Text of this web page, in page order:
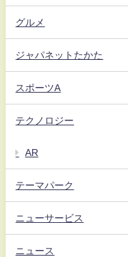
グルメ
ジャパネットたかた
スポーツA
テクノロジー
AR
テーマパーク
ニューサービス
ニュース